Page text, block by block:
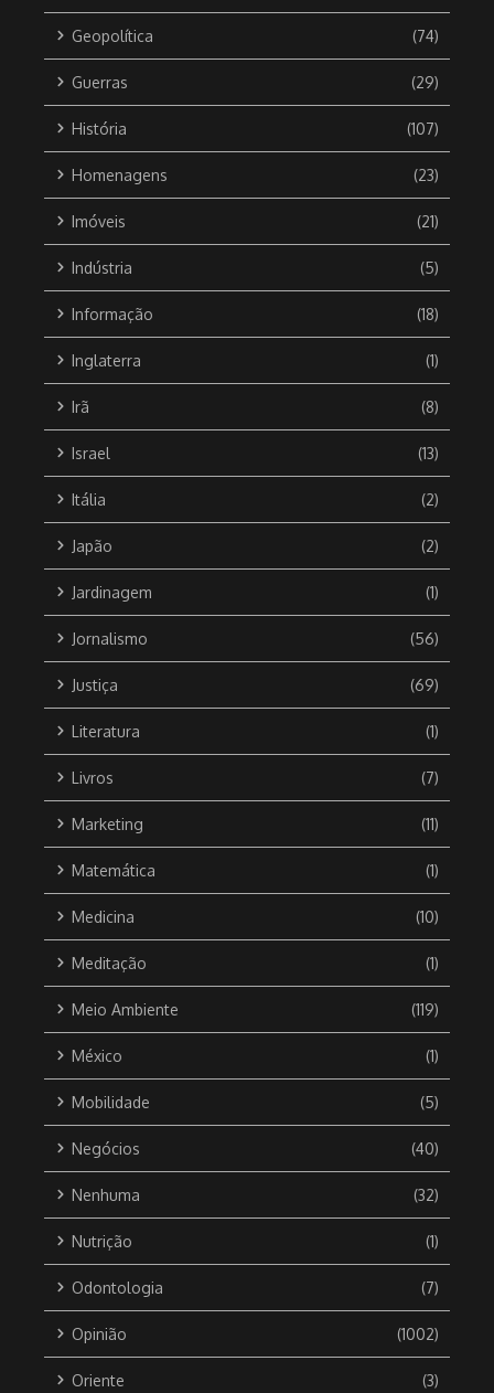
Geopolítica (74)
Guerras (29)
História (107)
Homenagens (23)
Imóveis (21)
Indústria (5)
Informação (18)
Inglaterra (1)
Irã (8)
Israel (13)
Itália (2)
Japão (2)
Jardinagem (1)
Jornalismo (56)
Justiça (69)
Literatura (1)
Livros (7)
Marketing (11)
Matemática (1)
Medicina (10)
Meditação (1)
Meio Ambiente (119)
México (1)
Mobilidade (5)
Negócios (40)
Nenhuma (32)
Nutrição (1)
Odontologia (7)
Opinião (1002)
Oriente (3)